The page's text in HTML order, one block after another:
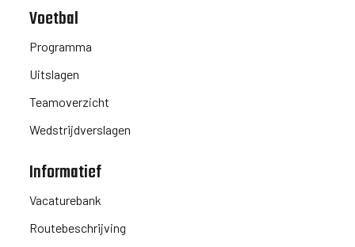
Voetbal
Programma
Uitslagen
Teamoverzicht
Wedstrijdverslagen
Informatief
Vacaturebank
Routebeschrijving